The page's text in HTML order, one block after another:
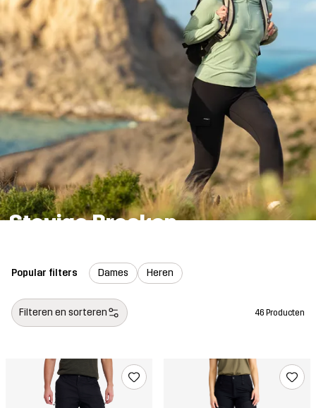
Stevige Broeken
Popular filters Dames Heren
Filteren en sorteren 46 Producten